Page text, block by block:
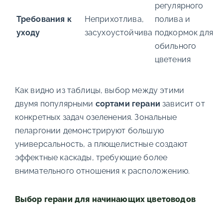
Требования к
уходу
Неприхотлива,
засухоустойчива
регулярного
полива и
подкормок для
обильного
цветения
Как видно из таблицы, выбор между этими
двумя популярными сортами герани зависит от
конкретных задач озеленения. Зональные
пеларгонии демонстрируют большую
универсальность, а плющелистные создают
эффектные каскады, требующие более
внимательного отношения к расположению.
Выбор герани для начинающих цветоводов